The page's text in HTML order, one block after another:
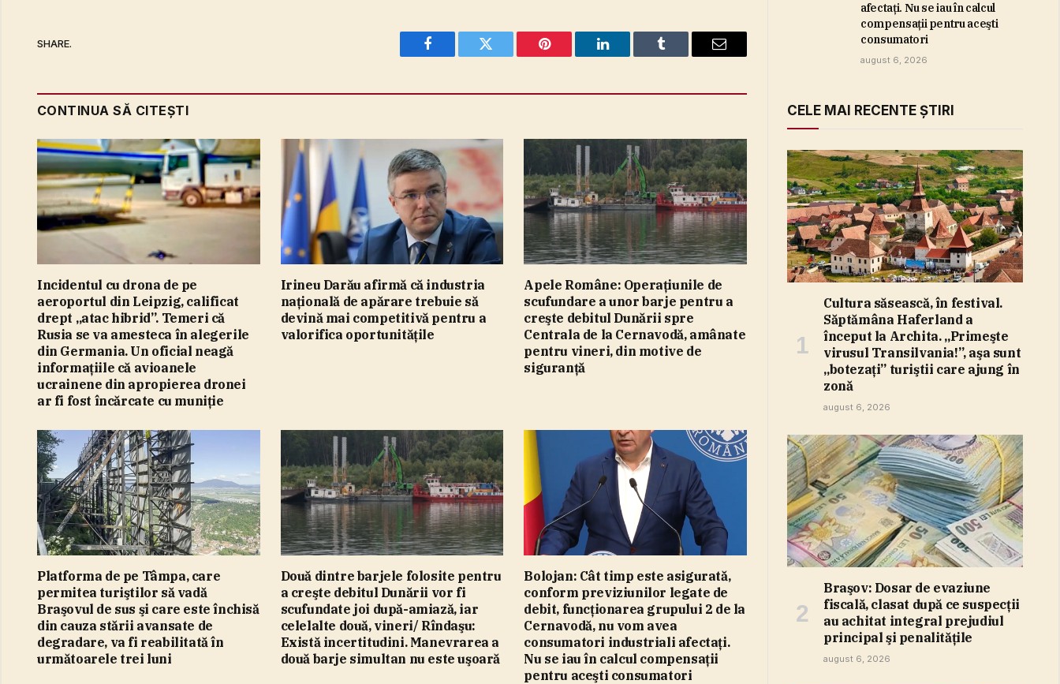
SHARE.
Facebook Twitter Pinterest LinkedIn Tumblr Email
CONTINUA SĂ CITEȘTI
Incidentul cu drona de pe
aeroportul din Leipzig, calificat
drept „atac hibrid”. Temeri că
Rusia se va amesteca în alegerile
din Germania. Un oficial neagă
informaţiile că avioanele
ucrainene din apropierea dronei
ar fi fost încărcate cu muniţie
Irineu Darău afirmă că industria
naţională de apărare trebuie să
devină mai competitivă pentru a
valorifica oportunităţile
Apele Române: Operaţiunile de
scufundare a unor barje pentru a
creşte debitul Dunării spre
Centrala de la Cernavodă, amânate
pentru vineri, din motive de
siguranţă
Platforma de pe Tâmpa, care
permitea turiştilor să vadă
Braşovul de sus şi care este închisă
din cauza stării avansate de
degradare, va fi reabilitată în
următoarele trei luni
Două dintre barjele folosite pentru
a creşte debitul Dunării vor fi
scufundate joi după-amiază, iar
celelalte două, vineri/ Rîndaşu:
Există incertitudini. Manevrarea a
două barje simultan nu este uşoară
Bolojan: Cât timp este asigurată,
conform previziunilor legate de
debit, funcţionarea grupului 2 de la
Cernavodă, nu vom avea
consumatori industriali afectaţi.
Nu se iau în calcul compensaţii
pentru aceşti consumatori
afectaţi. Nu se iau în calcul
compensaţii pentru aceşti
consumatori
august 6, 2026
CELE MAI RECENTE ȘTIRI
Cultura săsească, în festival.
Săptămâna Haferland a
început la Archita. „Primeşte
virusul Transilvania!”, aşa sunt
„botezaţi” turiştii care ajung în
zonă
august 6, 2026
Braşov: Dosar de evaziune
fiscală, clasat după ce suspecţii
au achitat integral prejudiul
principal şi penalităţile
august 6, 2026